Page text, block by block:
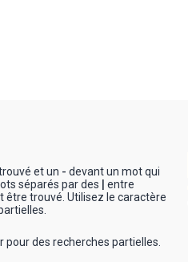
et un - devant un mot qui
séparés par des
entre
être trouvé. Utilisez le caractère
des recherches partielles.